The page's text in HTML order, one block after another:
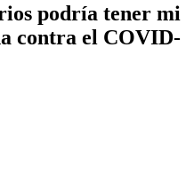
podría tener mi
contra el COVID-